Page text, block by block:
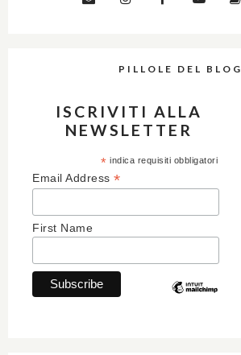
PILLOLE DEL BLOG
ISCRIVITI ALLA
NEWSLETTER
* indica requisiti obbligatori
Email Address *
First Name